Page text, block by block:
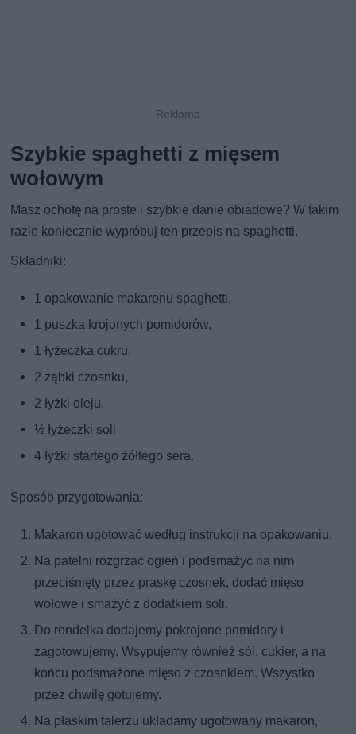
Szybkie spaghetti z mięsem
wołowym
Masz ochotę na proste i szybkie danie obiadowe? W takim
razie koniecznie wypróbuj ten przepis na spaghetti.
Składniki:
1 opakowanie makaronu spaghetti,
1 puszka krojonych pomidorów,
1 łyżeczka cukru,
2 ząbki czosnku,
2 łyżki oleju,
½ łyżeczki soli
4 łyżki startego żółtego sera.
Sposób przygotowania:
Makaron ugotować według instrukcji na opakowaniu.
Na patelni rozgrzać ogień i podsmażyć na nim
przeciśnięty przez praskę czosnek, dodać mięso
wołowe i smażyć z dodatkiem soli.
Do rondelka dodajemy pokrojone pomidory i
zagotowujemy. Wsypujemy również sól, cukier, a na
końcu podsmażone mięso z czosnkiem. Wszystko
przez chwilę gotujemy.
Na płaskim talerzu układamy ugotowany makaron,